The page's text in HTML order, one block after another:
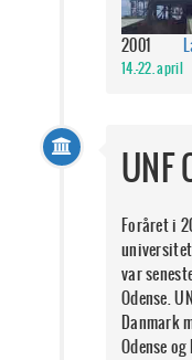
2001
14.-22. april
UNF
Foråret i
var
Odense.
Danmark
Odense